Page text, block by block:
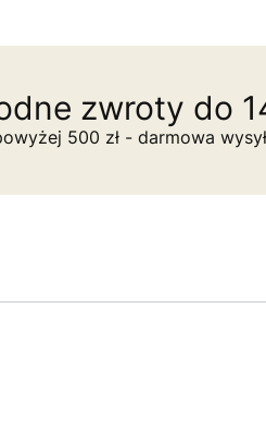
zwroty do
500 zł - darmowa